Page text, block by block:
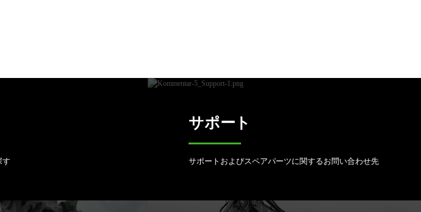
す
サポート
サポートおよびスペアパーツに関するお問い合わせ先